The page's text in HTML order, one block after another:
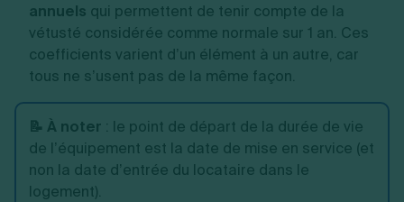
annuels qui permettent de tenir compte de la
vétusté considérée comme normale sur 1 an. Ces
coefficients varient d’un élément à un autre, car
tous ne s’usent pas de la même façon.
📝 À noter : le point de départ de la durée de vie
de l’équipement est la date de mise en service (et
non la date d’entrée du locataire dans le
logement).